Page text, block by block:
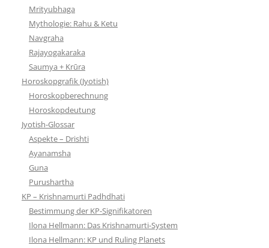
Mrityubhaga
Mythologie: Rahu & Ketu
Navgraha
Rajayogakaraka
Saumya + Krūra
Horoskopgrafik (Jyotish)
Horoskopberechnung
Horoskopdeutung
Jyotish-Glossar
Aspekte – Drishti
Ayanamsha
Guna
Purushartha
KP – Krishnamurti Padhdhati
Bestimmung der KP-Signifikatoren
Ilona Hellmann: Das Krishnamurti-System
Ilona Hellmann: KP und Ruling Planets